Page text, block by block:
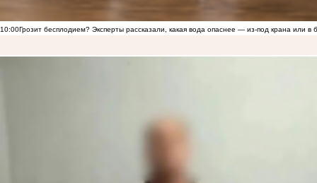
10:00Грозит бесплодием? Эксперты рассказали, какая вода опаснее — из-под крана или в